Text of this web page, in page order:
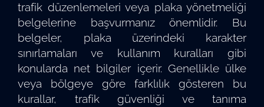
trafik düzenlemeleri veya plaka yönetmeliği
belgelerine başvurmanız önemlidir. Bu
belgeler, plaka üzerindeki karakter
sınırlamaları ve kullanım kuralları gibi
konularda net bilgiler içerir. Genellikle ülke
veya bölgeye göre farklılık gösteren bu
kurallar, trafik güvenliği ve tanıma